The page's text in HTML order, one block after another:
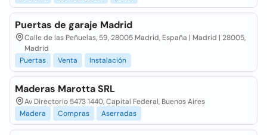
Puertas de garaje Madrid
Calle de las Peñuelas, 59, 28005 Madrid, España | Madrid | 28005,
Madrid
Puertas
Venta Instalación
Maderas Marotta SRL
Av Directorio 5473 1440, Capital Federal, Buenos Aires
Madera
Compras Aserradas